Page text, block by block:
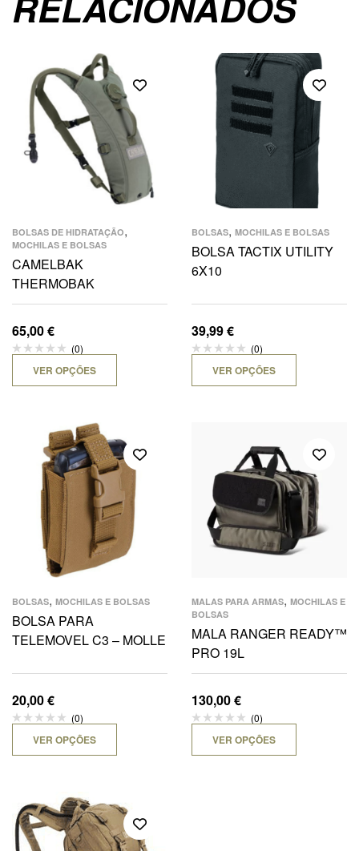
BOLSAS DE HIDRATAÇÃO,
MOCHILAS E BOLSAS
CAMELBAK
THERMOBAK
65,00€
(0)
VER OPÇÕES
BOLSAS, MOCHILAS E BOLSAS
BOLSA TACTIX UTILITY
6X10
39,99€
(0)
VER OPÇÕES
BOLSAS, MOCHILAS E BOLSAS
BOLSA PARA
TELEMOVEL C3 – MOLLE
20,00€
(0)
VER OPÇÕES
MALAS PARA ARMAS, MOCHILAS E
BOLSAS
MALA RANGER READY™
PRO 19L
130,00€
(0)
VER OPÇÕES